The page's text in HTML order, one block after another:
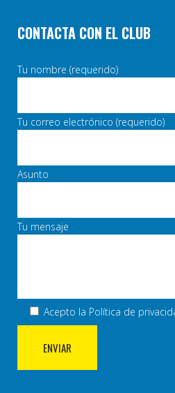
CONTACTA CON EL CLUB
Tu nombre (requerido)
Tu correo electrónico (requerido)
Asunto
Tu mensaje
Acepto la Política de